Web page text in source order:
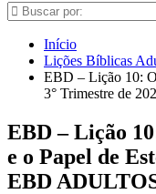
Início
Lições Bíblicas
EBD – Lição 10:
3° Trimestre de
EBD – Lição
e o Papel de
EBD